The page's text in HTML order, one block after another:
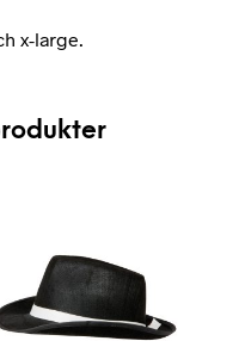
x-large.